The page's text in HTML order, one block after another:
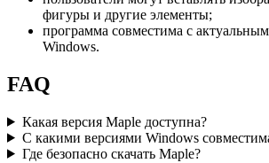
фигуры и другие элементы;
программа совместима с
Windows.
FAQ
Какая версия Maple доступна?
С какими версиями Windows
Где безопасно скачать Maple?